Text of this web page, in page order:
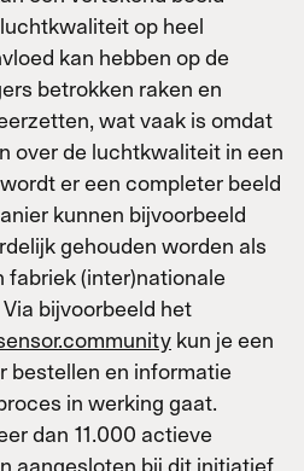
op heel
kan hebben op de
betrokken raken en
wat vaak is omdat
over de luchtkwaliteit in een
er een completer beeld
kunnen bijvoorbeeld
gehouden worden als
(inter)nationale
bijvoorbeeld het
kun je een
bestellen en informatie
in werking gaat.
dan 11.000 actieve